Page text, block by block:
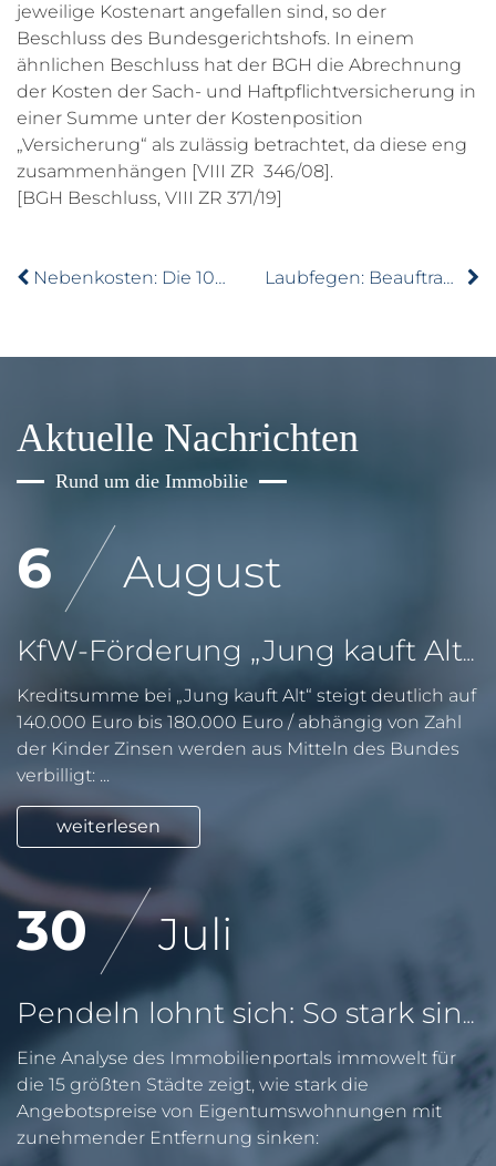
jeweilige Kostenart angefallen sind, so der
Beschluss des Bundesgerichtshofs. In einem
ähnlichen Beschluss hat der BGH die Abrechnung
der Kosten der Sach- und Haftpflichtversicherung in
einer Summe unter der Kostenposition
„Versicherung“ als zulässig betrachtet, da diese eng
zusammenhängen [VIII ZR 346/08].
[BGH Beschluss, VIII ZR 371/19]
Nebenkosten: Die 100 größten deutschen Städte im Vergleich Laubfegen: Beauftragter Dienstleister muss kontrolliert werden
Aktuelle Nachrichten
Rund um die Immobilie
6 August
KfW-Förderung „Jung kauft Alt“: Höhere Kredite ab August 2026
Kreditsumme bei „Jung kauft Alt“ steigt deutlich auf
140.000 Euro bis 180.000 Euro / abhängig von Zahl
der Kinder Zinsen werden aus Mitteln des Bundes
verbilligt: ...
weiterlesen
30 Juli
Pendeln lohnt sich: So stark sinken Wohnungspreise im Umland
Eine Analyse des Immobilienportals immowelt für
die 15 größten Städte zeigt, wie stark die
Angebotspreise von Eigentumswohnungen mit
zunehmender Entfernung sinken: